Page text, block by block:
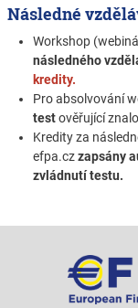
Následné
Workshop
následného
kredity.
Pro absolvování
testověřující
Kredity za
efpa.czzapsány
zvládnutí testu.